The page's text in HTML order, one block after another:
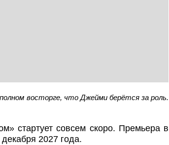
восторге, что Джейми берётся за роль.
стартует совсем скоро. Премьера в
2027 года.